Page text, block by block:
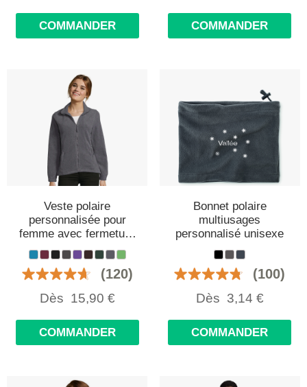
COMMANDER COMMANDER
Veste polaire
personnalisée pour
femme avec fermeture
éclair et col montant
(120)
Dès 15,90 €
COMMANDER
Bonnet polaire
multiusages
personnalisé unisexe
(100)
Dès 3,14 €
COMMANDER